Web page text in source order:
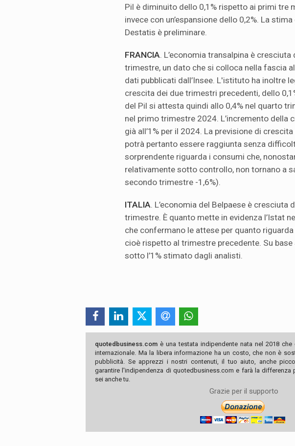
Pil è diminuito dello 0,1% rispetto ai primi tre
invece con un’espansione dello 0,2%. La
Destatis è preliminare.
FRANCIA. L’economia transalpina è
trimestre, un dato che si colloca nella fascia
dati pubblicati dall’Insee. L'istituto ha inoltre
crescita dei due trimestri precedenti, dello
del Pil si attesta quindi allo 0,4% nel quarto
nel primo trimestre 2024. L’incremento della
già all’1% per il 2024. La previsione di
potrà pertanto essere raggiunta senza
sorprendente riguarda i consumi che,
relativamente sotto controllo, non tornano a
secondo trimestre -1,6%).
ITALIA. L’economia del Belpaese è cresciuta
trimestre. È quanto mette in evidenza l’Istat
che confermano le attese per quanto
cioè rispetto al trimestre precedente. Su base
sotto l’1% stimato dagli analisti.
quotedbusiness.com è una testata indipendente nata nel 2018
internazionale. Ma la libera informazione ha un costo, che non è
pubblicità. Se apprezzi i nostri contenuti, il tuo aiuto, anche
garantire l'indipendenza di quotedbusiness.com e farà la differenza
sei anche tu.
Grazie per il supporto